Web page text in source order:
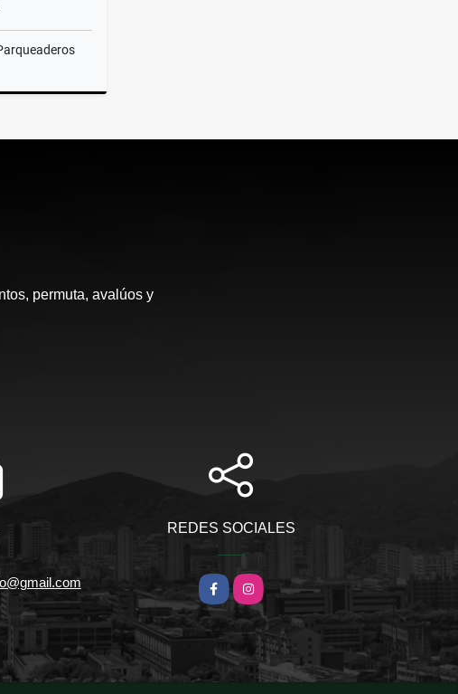
permuta, avalúos y
REDES SOCIALES
FacebookInstagram